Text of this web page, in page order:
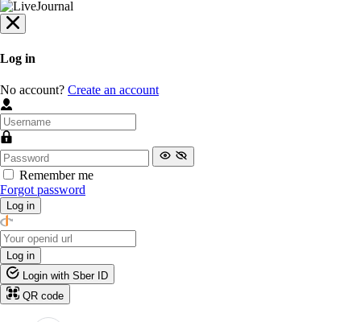
Log in
No account? Create an account
Remember me
Forgot password
Log in
Log in
Login with Sber ID
QR code